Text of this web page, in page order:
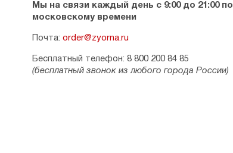
Мы на связи каждый день с 9:00 до 21:00 по
московскому времени
Почта: order@zyorna.ru
Бесплатный телефон: 8 800 200 84 85
(бесплатный звонок из любого города России)